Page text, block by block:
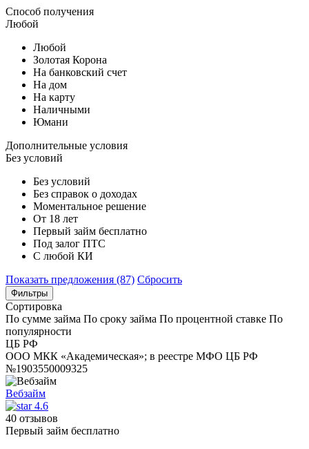
Способ получения
Любой
Любой
Золотая Корона
На банковский счет
На дом
На карту
Наличными
Юмани
Дополнительные условия
Без условий
Без условий
Без справок о доходах
Моментальное решение
От 18 лет
Первый займ бесплатно
Под залог ПТС
С любой КИ
Показать предложения (87) Сбросить
Фильтры
Сортировка
По сумме займа По сроку займа По процентной ставке По
популярности
ЦБ РФ
ООО МКК «Академическая»; в реестре МФО ЦБ РФ
№1903550009325
Вебзайм
4.6
40 отзывов
Первый займ бесплатно